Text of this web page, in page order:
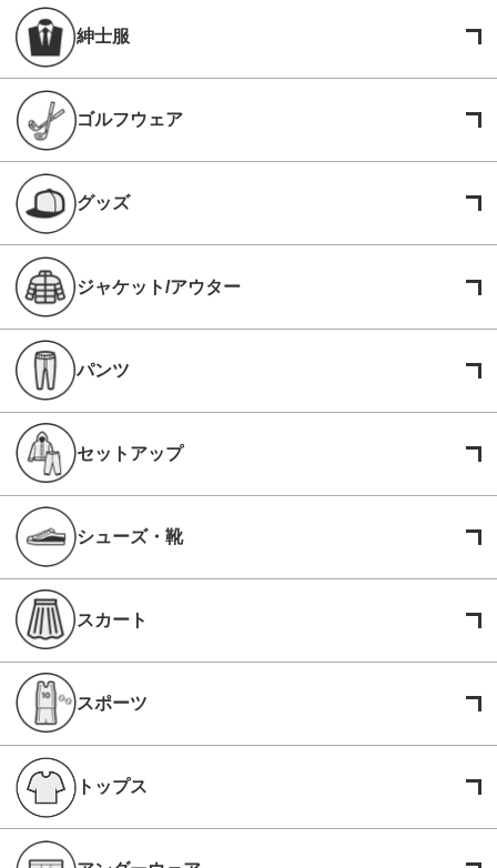
紳士服
ゴルフウェア
グッズ
ジャケット/アウター
パンツ
セットアップ
シューズ・靴
スカート
スポーツ
トップス